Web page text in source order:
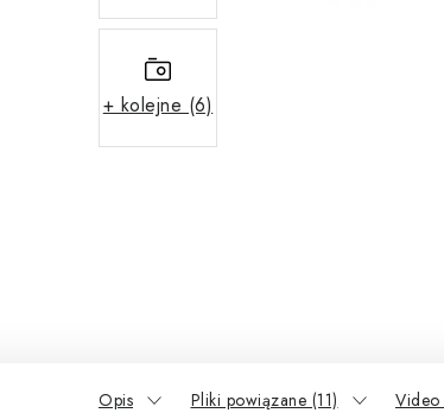
+ kolejne (6)
Opis Pliki powiązane (11) Video